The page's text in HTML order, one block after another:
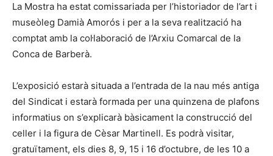
La Mostra ha estat comissariada per l’historiador de l’art i
museòleg Damià Amorós i per a la seva realització ha
comptat amb la col·laboració de l’Arxiu Comarcal de la
Conca de Barberà.
L’exposició estarà situada a l’entrada de la nau més antiga
del Sindicat i estarà formada per una quinzena de plafons
informatius on s’explicarà bàsicament la construcció del
celler i la figura de Cèsar Martinell. Es podrà visitar,
gratuïtament, els dies 8, 9, 15 i 16 d’octubre, de les 10 a